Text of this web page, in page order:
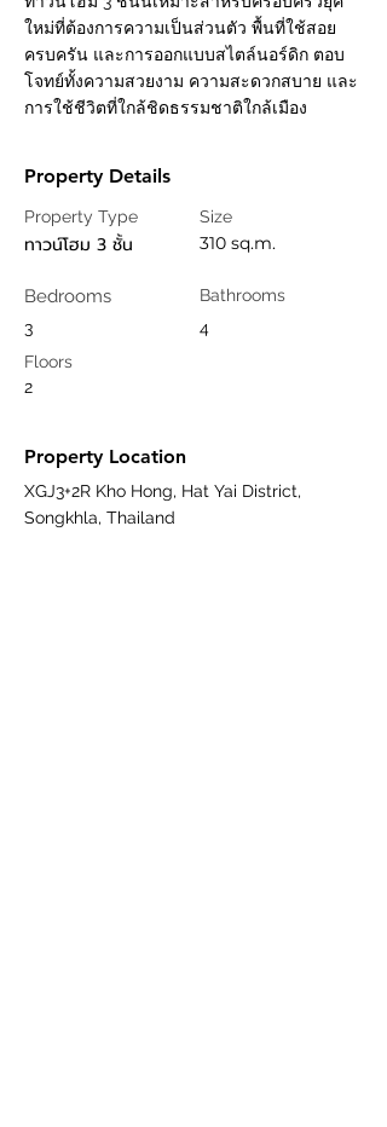
ใหม่ที่ต้องการความเป็นส่วนตัว พื้นที่ใช้สอย
ครบครัน และการออกแบบสไตล์นอร์ดิก ตอบ
โจทย์ทั้งความสวยงาม ความสะดวกสบาย และ
การใช้ชีวิตที่ใกล้ชิดธรรมชาติใกล้เมือง
Property Details
Property Type
ทาวน์โฮม 3 ชั้น
Bedrooms
3
Size
310 sq.m.
Bathrooms
4
Floors
2
Property Location
XGJ3+2R Kho Hong, Hat Yai District,
Songkhla, Thailand